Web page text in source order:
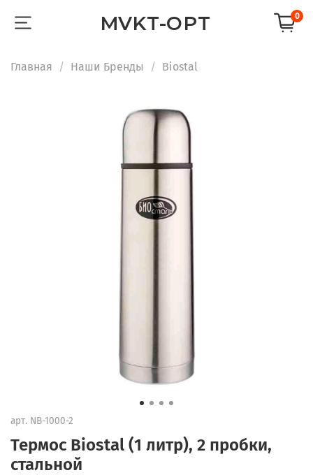
MVKT-OPT 0
Главная Наши Бренды Biostal
арт. NB-1000-2
Термос Biostal (1 литр), 2 пробки,
стальной